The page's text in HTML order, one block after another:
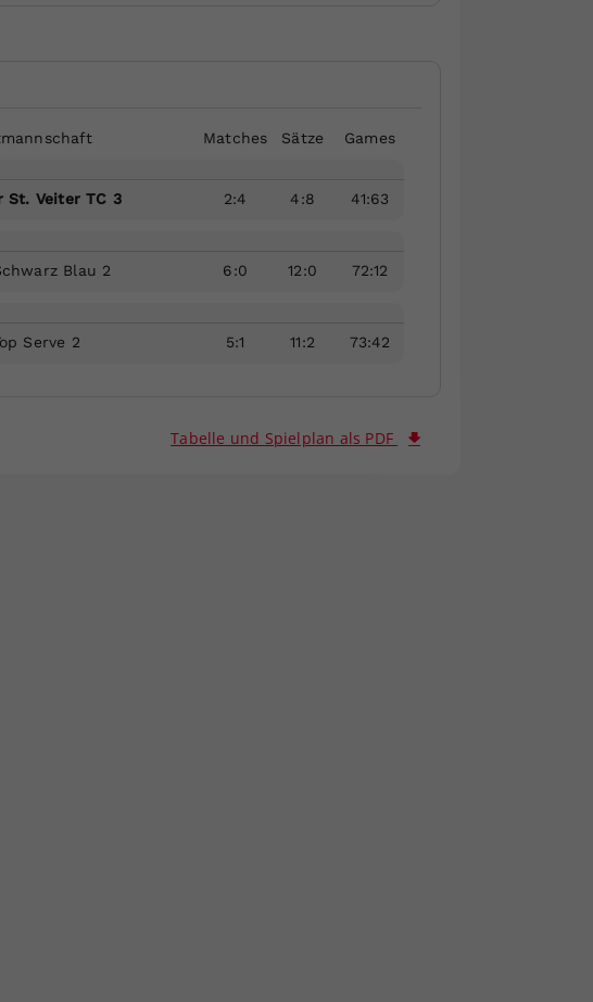
Matches Sätze Games
St. Veiter TC 3 2:4 4:8 41:63
Blau 2 6:0 12:0 72:12
Serve 2 5:1 11:2 73:42
Tabelle und Spielplan als PDF